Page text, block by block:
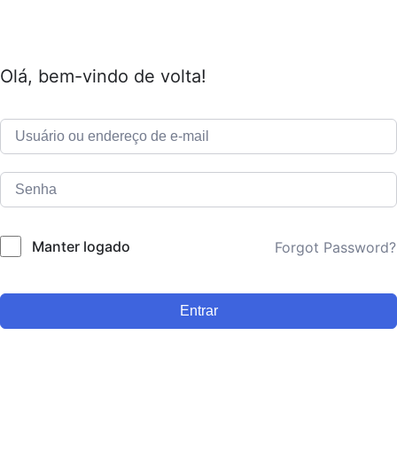
Olá, bem-vindo de volta!
Manter logado Forgot Password?
Entrar